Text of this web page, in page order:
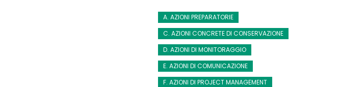
A. AZIONI PREPARATORIE
C. AZIONI CONCRETE DI CONSERVAZIONE
D. AZIONI DI MONITORAGGIO
E. AZIONI DI COMUNICAZIONE
F. AZIONI DI PROJECT MANAGEMENT